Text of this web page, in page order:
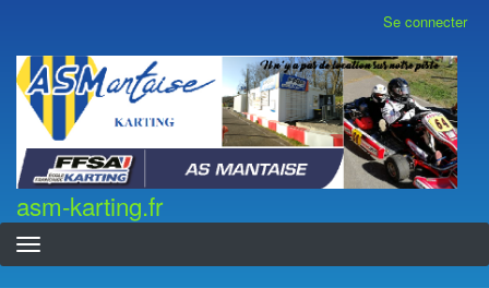
contenu
principal
compte
de
l'utilisateur
Se connecter
asm-karting.fr
asm-karting.fr